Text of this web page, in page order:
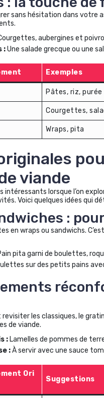
sans hésitation dans
aubergines et
:Une salade grecque ou une
Exemples
Pâtes, riz, purée
Courgettes,
Wraps, pita
viande
intéressants lorsque l’on
Voici quelques idées qui
:
en wraps ou sandwichs.
pita garni de boulettes,
sur des petits pains
les classiques, le
de viande.
: Lamelles de pommes de
:À servir avec une sauce
Ori
Suggestions